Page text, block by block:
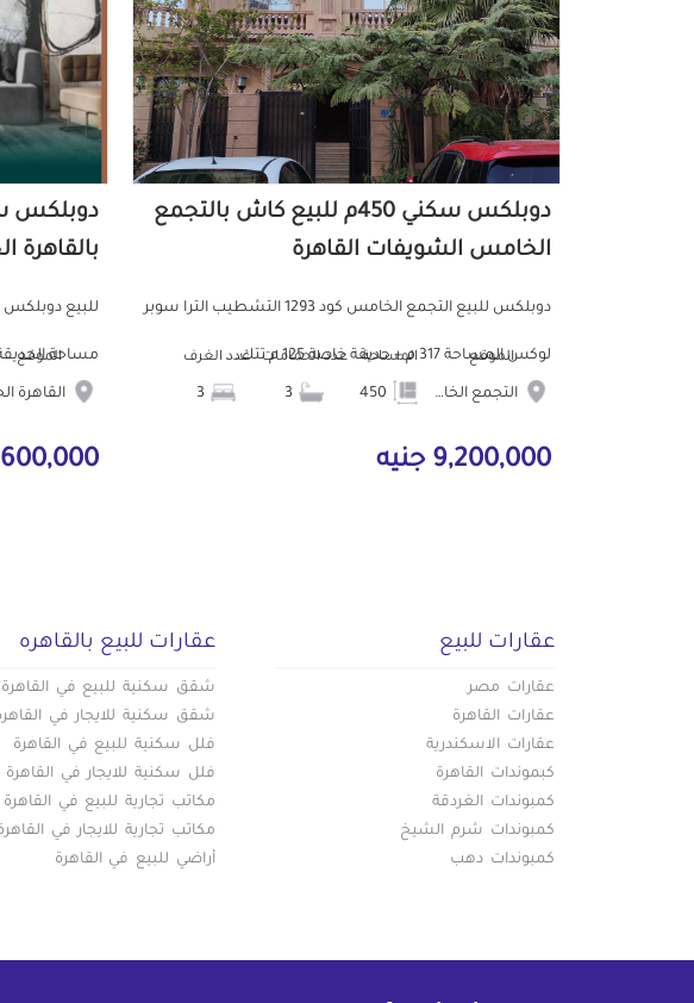
دوبلكس سكني 450م للبيع كاش بالتجمع
الخامس الشويفات القاهرة
دوبلكس للبيع التجمع الخامس كود 1293 التشطيب الترا سوبر
لوكس المساحة 317 م + حديقة خاصة 125 م تتك...
الموقع
التجمع الخامس الشويفات
المساحة عدد الحمامات عدد الغرف
9,200,000 جنيه
بالقاهرة
مساحة الحديقة 100 المقدم 2,640,000 الباقي
الموقع
القاهرة
17,600,000
عقارات للبيع
عقارات مصر
عقارات القاهرة
عقارات الاسكندرية
كبموندات القاهرة
كمبوندات الغردقة
كمبوندات شرم الشيخ
كمبوندات دهب
عقارات للبيع بالقاهره
شقق سكنية للبيع في القاهرة
شقق سكنية للايجار في
فلل سكنية للبيع في القاهرة
فلل سكنية للايجار في القاهرة
مكاتب تجارية للبيع في القاهرة
مكاتب تجارية للايجار في
أراضي للبيع في القاهرة